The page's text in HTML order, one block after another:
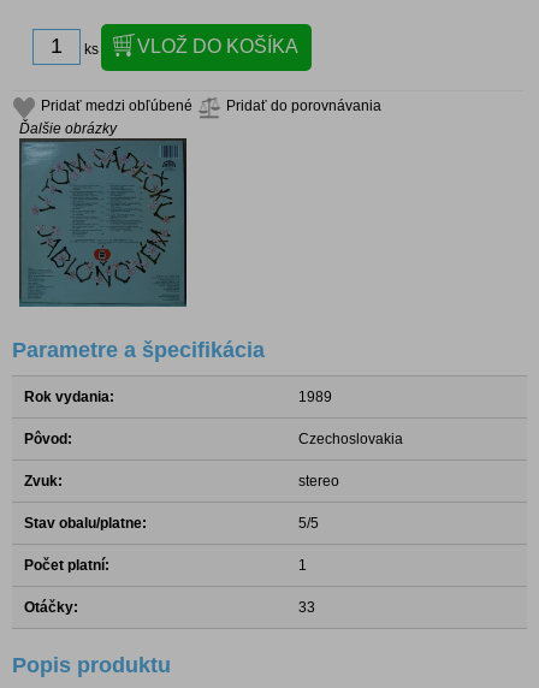
ks
Pridať medzi obľúbené
Pridať do porovnávania
Ďalšie obrázky
Parametre a špecifikácia
Rok vydania: 1989
Pôvod: Czechoslovakia
Zvuk: stereo
Stav obalu/platne: 5/5
Počet platní: 1
Otáčky: 33
Popis produktu